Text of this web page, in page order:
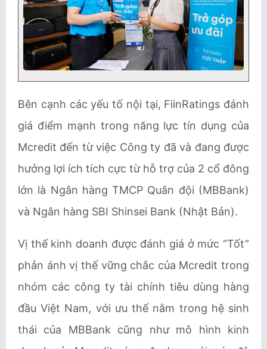
Bên cạnh các yếu tố nội tại, FiinRatings đánh
giá điểm mạnh trong năng lực tín dụng của
Mcredit đến từ việc Công ty đã và đang được
hưởng lợi ích tích cực từ hỗ trợ của 2 cổ đông
lớn là Ngân hàng TMCP Quân đội (MBBank)
và Ngân hàng SBI Shinsei Bank (Nhật Bản).
Vị thế kinh doanh được đánh giá ở mức “Tốt”
phản ánh vị thế vững chắc của Mcredit trong
nhóm các công ty tài chính tiêu dùng hàng
đầu Việt Nam, với ưu thế nằm trong hệ sinh
thái của MBBank cũng như mô hình kinh